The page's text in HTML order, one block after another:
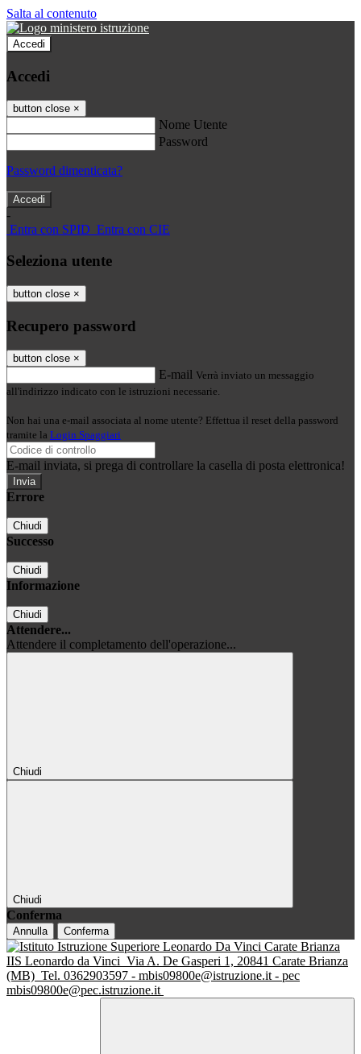
Salta al contenuto
Accedi
Accedi
button close ×
Nome Utente
Password
Password dimenticata?
-
Entra con SPID Entra con CIE
Seleziona utente
button close ×
Recupero password
button close ×
E-mail Verrà inviato un messaggio
all'indirizzo indicato con le istruzioni necessarie.
Non hai una e-mail associata al nome utente? Effettua il reset della password
tramite la Login Spaggiari
E-mail inviata, si prega di controllare la casella di posta elettronica!
Errore
Chiudi
Successo
Chiudi
Informazione
Chiudi
Attendere...
Attendere il completamento dell'operazione...
Chiudi
Chiudi
Conferma
Annulla Conferma
IIS Leonardo da Vinci Via A. De Gasperi 1, 20841 Carate Brianza
(MB) Tel. 0362903597 - mbis09800e@istruzione.it - pec
mbis09800e@pec.istruzione.it